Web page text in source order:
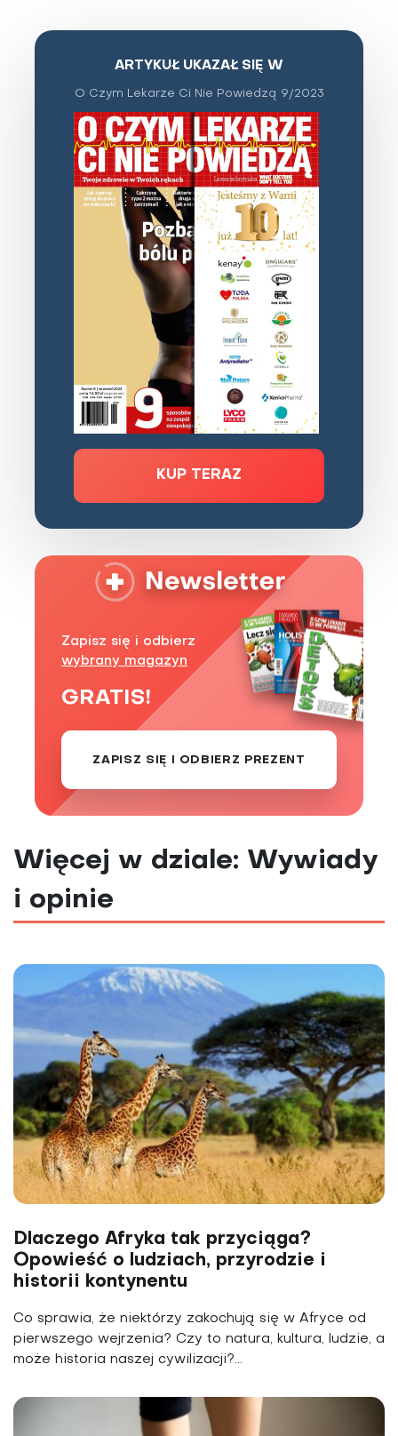
ARTYKUŁ UKAZAŁ SIĘ W
O Czym Lekarze Ci Nie Powiedzą 9/2023
KUP TERAZ
Zapisz się i odbierz
wybrany magazyn
GRATIS!
ZAPISZ SIĘ I ODBIERZ PREZENT
Więcej w dziale: Wywiady
i opinie
Dlaczego Afryka tak przyciąga?
Opowieść o ludziach, przyrodzie i
historii kontynentu
Co sprawia, że niektórzy zakochują się w Afryce od
pierwszego wejrzenia? Czy to natura, kultura, ludzie, a
może historia naszej cywilizacji?...